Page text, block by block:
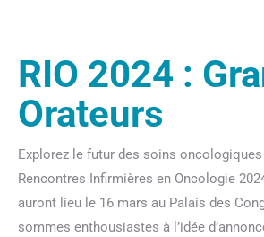
RIO 2024 :
Orateurs
Explorez le futur des soins
Rencontres Infirmières en Oncologie
auront lieu le 16 mars au Palais des
sommes enthousiastes à l’idée